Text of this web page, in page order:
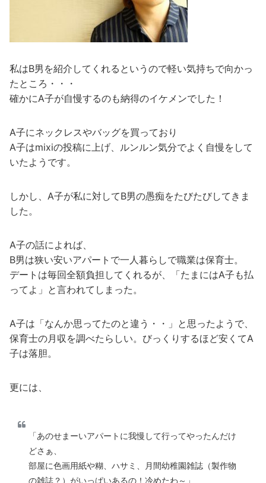
私はB男を紹介してくれるというので軽い気持ちで向かっ
たところ・・・
確かにA子が自慢するのも納得のイケメンでした！
A子にネックレスやバッグを買っており
A子はmixiの投稿に上げ、ルンルン気分でよく自慢をして
いたようです。
しかし、A子が私に対してB男の愚痴をたびたびしてきま
した。
A子の話によれば、
B男は狭い安いアパートで一人暮らしで職業は保育士。
デートは毎回全額負担してくれるが、「たまにはA子も払
ってよ」と言われてしまった。
A子は「なんか思ってたのと違う・・」と思ったようで、
保育士の月収を調べたらしい。びっくりするほど安くてA
子は落胆。
更には、
「あのせまーいアパートに我慢して行ってやったんだけ
どさぁ、
部屋に色画用紙や糊、ハサミ、月間幼稚園雑誌（製作物
の雑誌？）がいっぱいあるの！冷めたわ～」